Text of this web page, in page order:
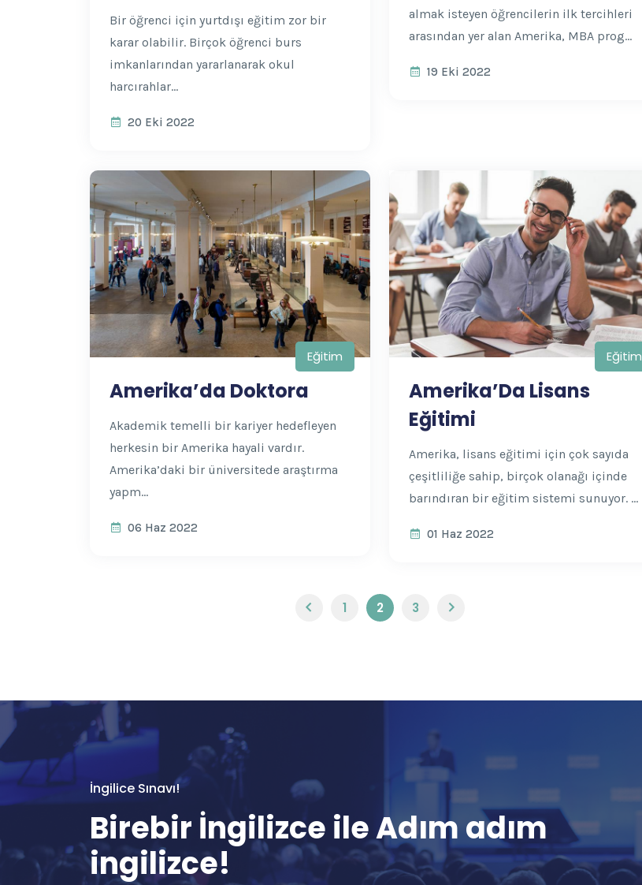
Bir öğrenci için yurtdışı eğitim zor bir
karar olabilir. Birçok öğrenci burs
imkanlarından yararlanarak okul
harcırahlar...
20 Eki 2022
almak isteyen öğrencilerin ilk tercihleri
arasından yer alan Amerika, MBA prog...
19 Eki 2022
Eğitim
Amerika’da Doktora
Akademik temelli bir kariyer hedefleyen
herkesin bir Amerika hayali vardır.
Amerika’daki bir üniversitede araştırma
yapm...
06 Haz 2022
Eğitim
Amerika’Da Lisans
Eğitimi
Amerika, lisans eğitimi için çok sayıda
çeşitliliğe sahip, birçok olanağı içinde
barındıran bir eğitim sistemi sunuyor. ...
01 Haz 2022
1 2 3
İngilice Sınavı!
Birebir İngilizce ile Adım adım
ingilizce!